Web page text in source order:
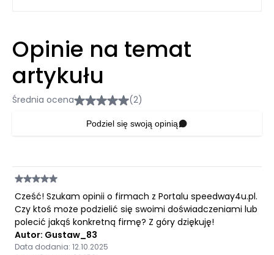
Opinie na temat
artykułu
Średnia ocena (2)
Podziel się swoją opinią
Cześć! Szukam opinii o firmach z Portalu speedway4u.pl.
Czy ktoś może podzielić się swoimi doświadczeniami lub
polecić jakąś konkretną firmę? Z góry dziękuję!
Autor: Gustaw_83
Data dodania: 12.10.2025